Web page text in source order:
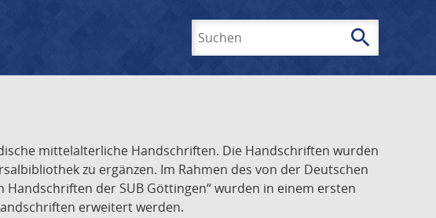
search
mittelalterliche Handschriften. Die Handschriften wurden
zu ergänzen. Im Rahmen des von der Deutschen
der SUB Göttingen“ wurden in einem ersten
erweitert werden.